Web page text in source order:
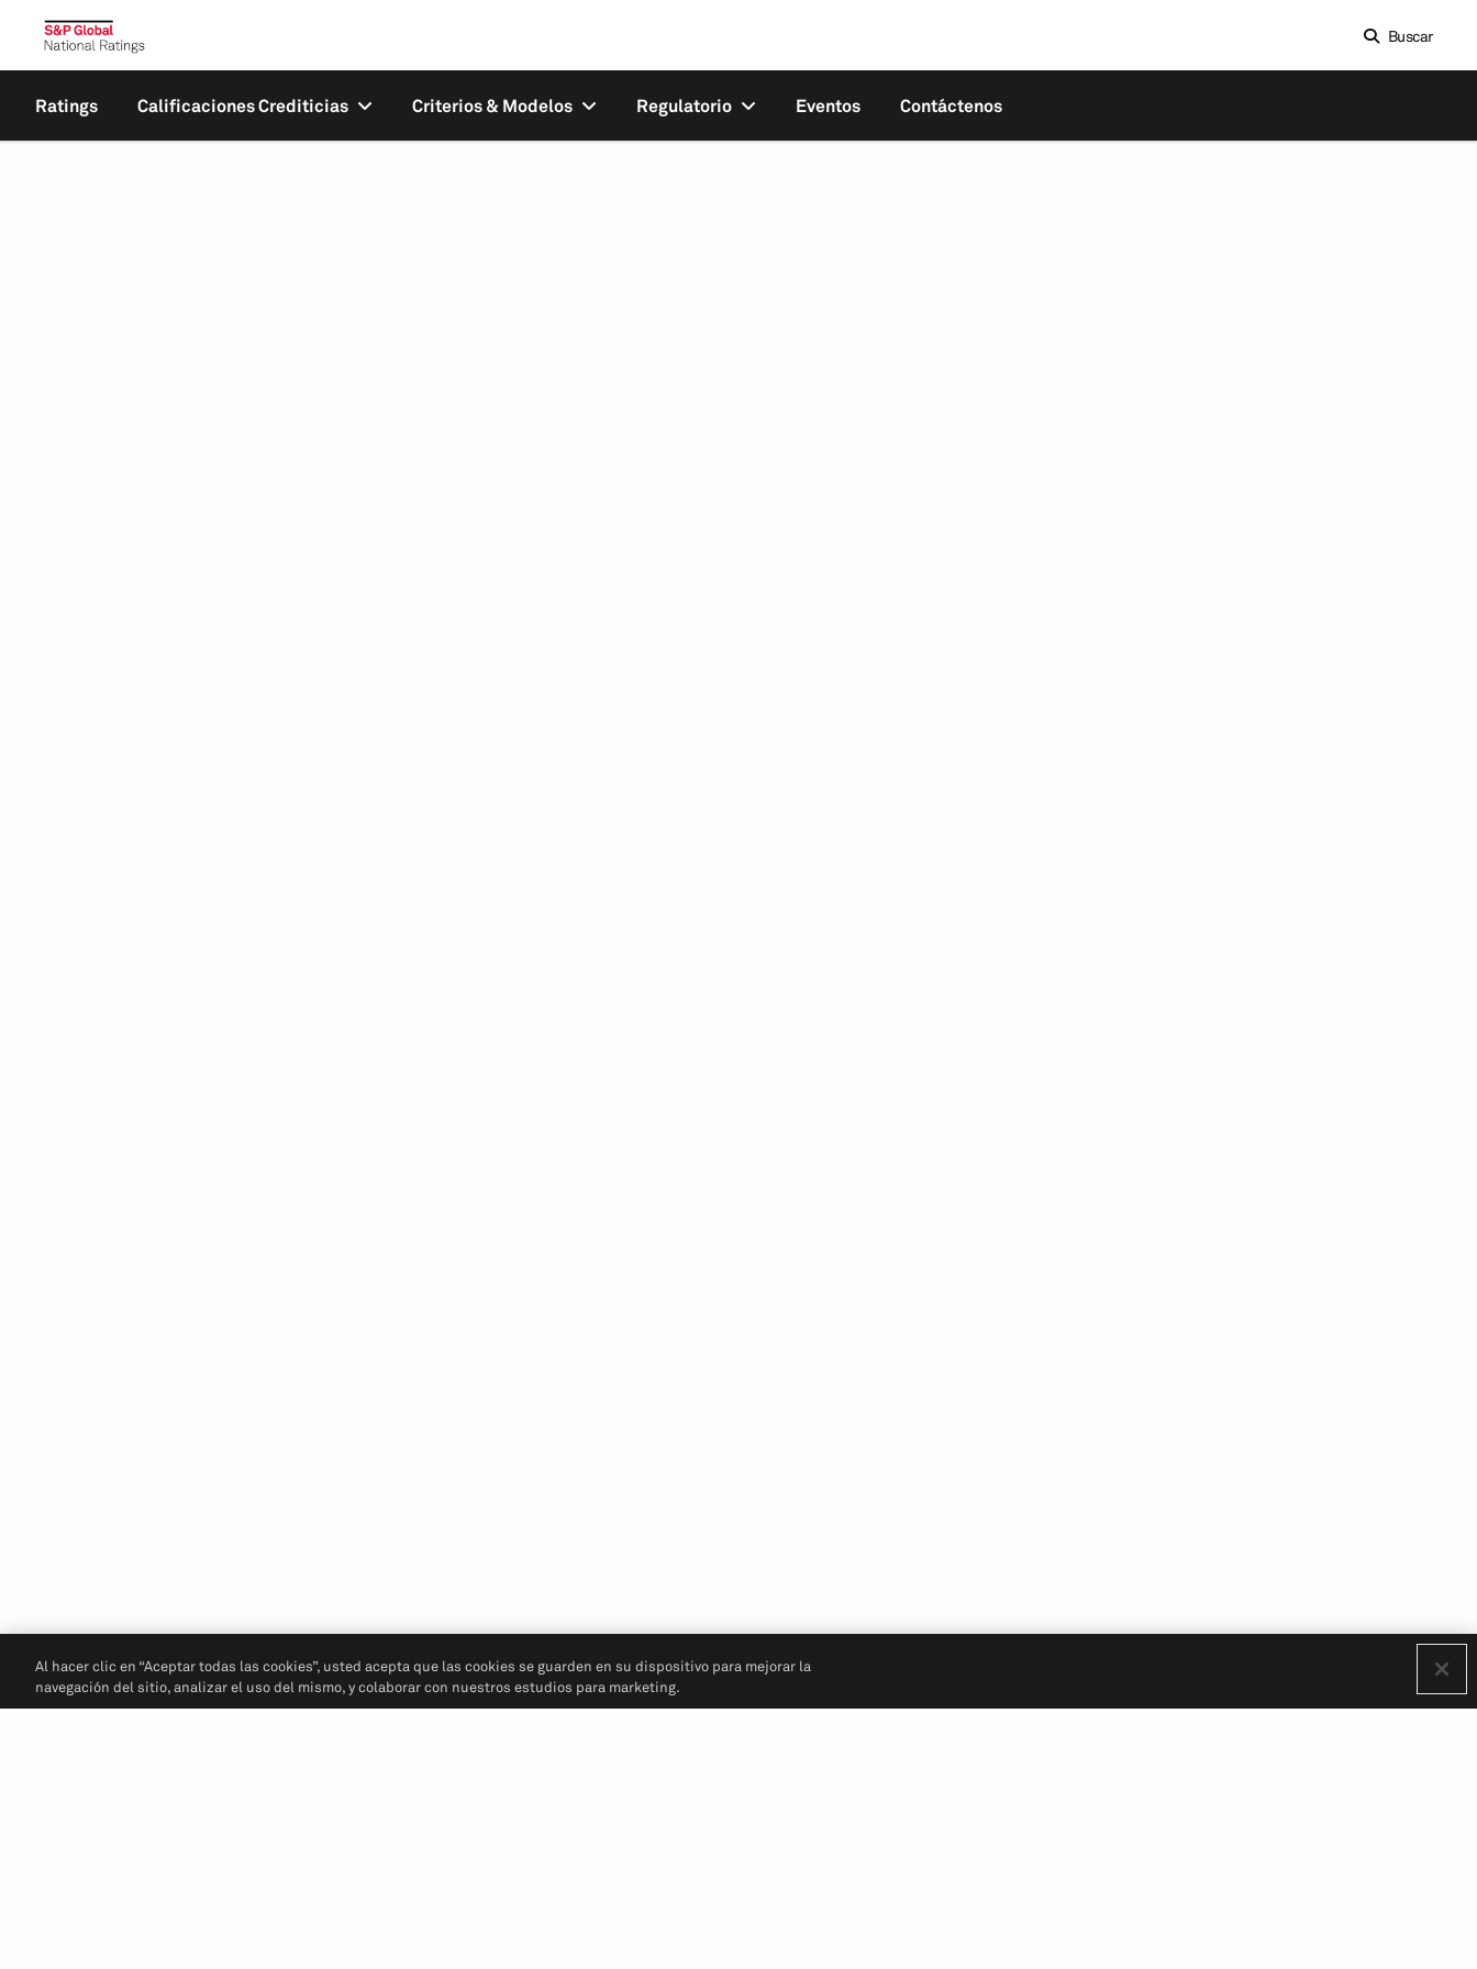
Buscar
Ratings Calificaciones Crediticias Criterios & Modelos Regulatorio Eventos Contáctenos
Al hacer clic en “Aceptar todas las cookies”, usted acepta que las cookies se guarden en su dispositivo para mejorar la
navegación del sitio, analizar el uso del mismo, y colaborar con nuestros estudios para marketing.